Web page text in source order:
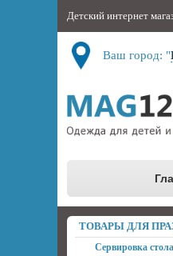
Детский интернет
Ваш город: "
ТОВАРЫ ДЛЯ
Сервировка стола